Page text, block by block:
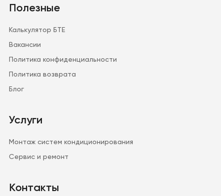
Полезные
Калькулятор БТЕ
Вакансии
Политика конфиденциальности
Политика возврата
Блог
Услуги
Монтаж систем кондиционирования
Сервис и ремонт
Контакты